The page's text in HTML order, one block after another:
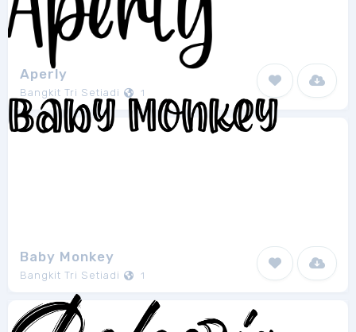
Aperly
Bangkit Tri Setiadi 1
Baby Monkey
Bangkit Tri Setiadi 1